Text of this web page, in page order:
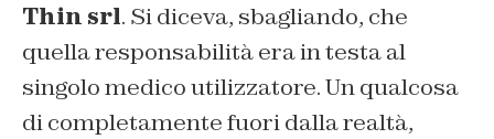
Thin srl. Si diceva, sbagliando, che
quella responsabilità era in testa al
singolo medico utilizzatore. Un qualcosa
di completamente fuori dalla realtà,